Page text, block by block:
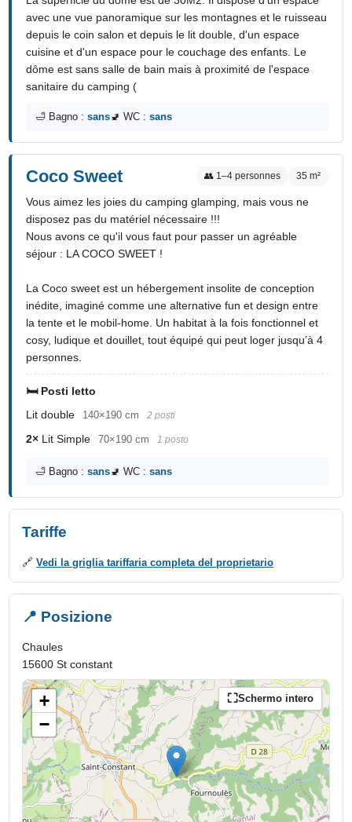
avec une vue panoramique sur les montagnes et le ruisseau
depuis le coin salon et depuis le lit double, d'un espace
cuisine et d'un espace pour le couchage des enfants. Le
dôme est sans salle de bain mais à proximité de l'espace
sanitaire du camping (
🛁 Bagno :sans🚽 WC :sans
Coco Sweet 👥 1–4 personnes 35 m²
Vous aimez les joies du camping glamping, mais vous ne
disposez pas du matériel nécessaire !!!
Nous avons ce qu'il vous faut pour passer un agréable
séjour : LA COCO SWEET !
La Coco sweet est un hébergement insolite de conception
inédite, imaginé comme une alternative fun et design entre
la tente et le mobil-home. Un habitat à la fois fonctionnel et
cosy, ludique et douillet, tout équipé qui peut loger jusqu’à 4
personnes.
🛏️ Posti letto
Lit double
140×190 cm 2 posti
2× Lit Simple 70×190 cm 1 posto
🛁 Bagno :sans🚽 WC :sans
Tariffe
🔗Vedi la griglia tariffaria completa del proprietario
📍 Posizione
Chaules
15600 St constant
Schermo intero
+
−